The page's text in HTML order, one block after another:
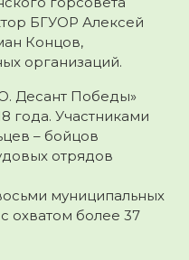
БГУОР Алексей
Концов,
организаций.
Десант Победы»
года. Участниками
– бойцов
отрядов
муниципальных
охватом более 37